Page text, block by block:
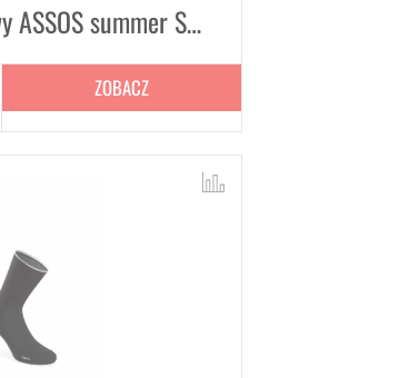
Podkoszulek rowerowy ASSOS summer SS Skin Layer White
ZOBACZ